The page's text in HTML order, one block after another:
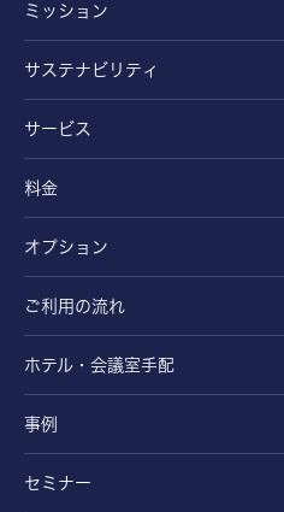
お問い合わせ
22.64㎡
ミッション
サステナビリティ
サービス
料金
オプション
ご利用の流れ
ホテル・会議室手配
事例
セミナー